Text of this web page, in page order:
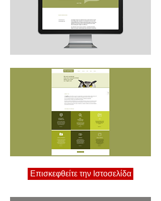
Επισκεφθείτε την Ιστοσελίδα